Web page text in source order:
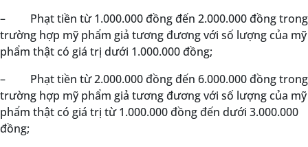
–
Phạt tiền từ 1.000.000 đồng đến 2.000.000 đồng trong
trường hợp mỹ phẩm giả tương đương với số lượng của mỹ
phẩm thật có giá trị dưới 1.000.000 đồng;
–
Phạt tiền từ 2.000.000 đồng đến 6.000.000 đồng trong
trường hợp mỹ phẩm giả tương đương với số lượng của mỹ
phẩm thật có giá trị từ 1.000.000 đồng đến dưới 3.000.000
đồng;